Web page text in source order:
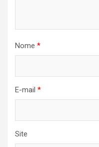
Nome *
E-mail *
Site